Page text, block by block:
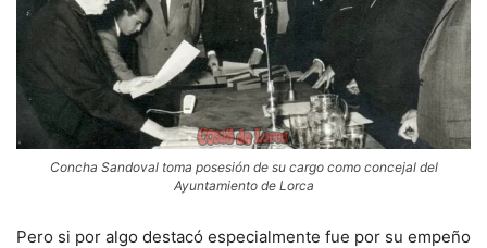
Concha Sandoval toma posesión de su cargo como concejal del
Ayuntamiento de Lorca
Pero si por algo destacó especialmente fue por su empeño